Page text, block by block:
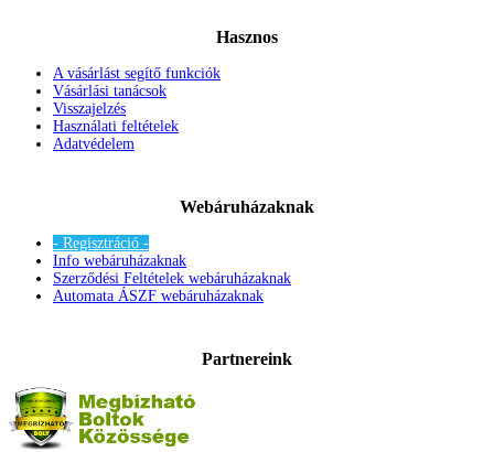
Hasznos
A vásárlást segítő funkciók
Vásárlási tanácsok
Visszajelzés
Használati feltételek
Adatvédelem
Webáruházaknak
- Regisztráció -
Info webáruházaknak
Szerződési Feltételek webáruházaknak
Automata ÁSZF webáruházaknak
Partnereink